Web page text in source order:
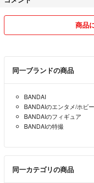
商品
同一ブランドの商品
BANDAI
BANDAIのエンタメ/ホビー
BANDAIのフィギュア
BANDAIの特撮
同一カテゴリの商品